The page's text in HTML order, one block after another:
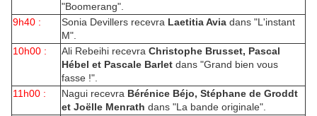
"Boomerang".
9h40 :
Sonia Devillers recevra Laetitia Avia dans "L'instant
M".
10h00 :
Ali Rebeihi recevra Christophe Brusset, Pascal
Hébel et Pascale Barlet dans "Grand bien vous
fasse !".
11h00 :
Nagui recevra Bérénice Béjo, Stéphane de Groddt
et Joëlle Menrath dans "La bande originale".